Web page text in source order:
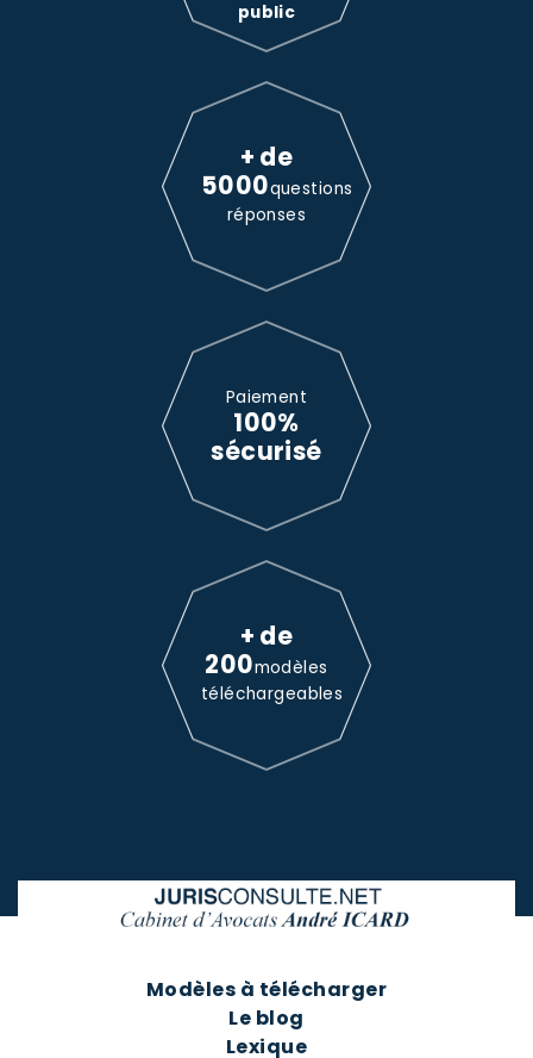
public
+ de
5000questions
réponses
Paiement
100%
sécurisé
+ de
200modèles
téléchargeables
Modèles à télécharger
Le blog
Lexique